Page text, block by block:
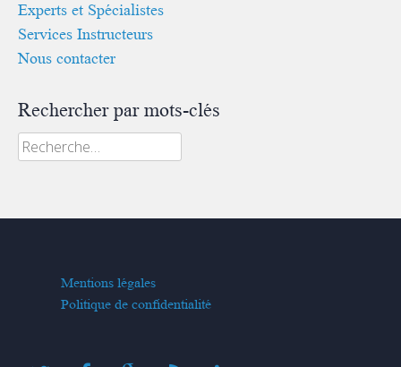
Experts et Spécialistes
Services Instructeurs
Nous contacter
Rechercher par mots-clés
Rechercher :
Mentions légales
Politique de confidentialité